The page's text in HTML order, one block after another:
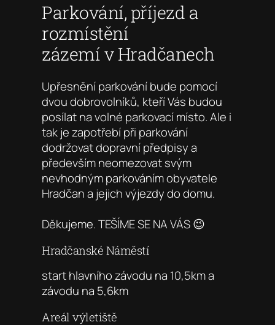
Parkování, příjezd a
rozmístění
zázemí v Hradčanech
Upřesnění parkování bude pomocí
dvou dobrovolníků, kteří Vás budou
posílat na volné parkovací místo. Ale i
tak je zapotřebí při parkování
dodržovat dopravní předpisy a
především neomezovat svým
nevhodným parkováním obyvatele
Hradčan a jejich výjezdy do domu.
Děkujeme. TEŠÍME SE NA VÁS 😉
Hradčanské Náměstí
start hlavního závodu na 10,5km a
závodu na 5,6km
Areál výletiště